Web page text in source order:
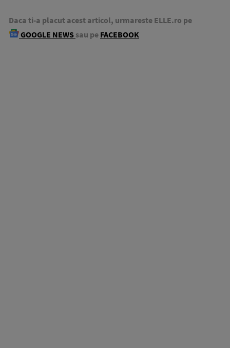
Daca ti-a placut acest articol, urmareste ELLE.ro pe
GOOGLE NEWS sau pe FACEBOOK